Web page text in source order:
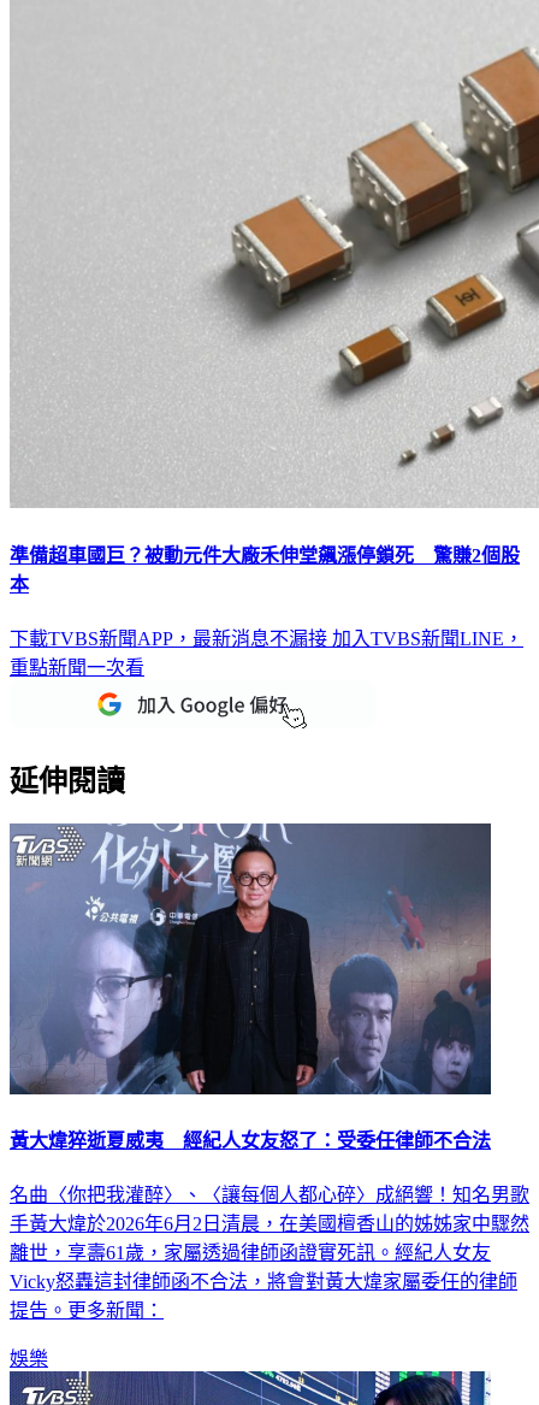
準備超車國巨？被動元件大廠禾伸堂飆漲停鎖死 驚賺2個股
本
下載TVBS新聞APP，最新消息不漏接 加入TVBS新聞LINE，
重點新聞一次看
延伸閱讀
黃大煒猝逝夏威夷 經紀人女友怒了：受委任律師不合法
名曲〈你把我灌醉〉、〈讓每個人都心碎〉成絕響！知名男歌
手黃大煒於2026年6月2日清晨，在美國檀香山的姊姊家中驟然
離世，享壽61歲，家屬透過律師函證實死訊。經紀人女友
Vicky怒轟這封律師函不合法，將會對黃大煒家屬委任的律師
提告。更多新聞：
娛樂